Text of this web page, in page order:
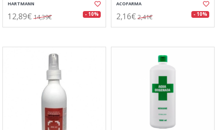
HARTMANN
12,89€ 14,39€ - 10%
ACOFARMA
2,16€ 2,41€ - 10%